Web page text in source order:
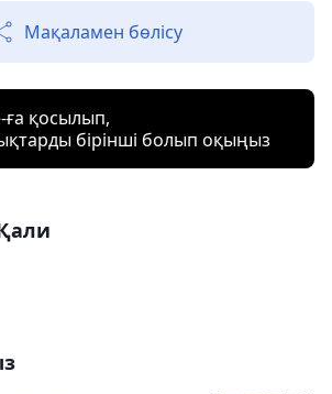
Мақаламен бөлісу
ға қосылып,
бірінші болып оқыңыз